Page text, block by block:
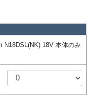
N18DSL(NK) 18V 本体のみ